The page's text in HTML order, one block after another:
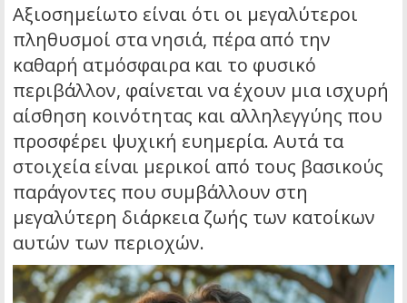
Αξιοσημείωτο είναι ότι οι μεγαλύτεροι
πληθυσμοί στα νησιά, πέρα από την
καθαρή ατμόσφαιρα και το φυσικό
περιβάλλον, φαίνεται να έχουν μια ισχυρή
αίσθηση κοινότητας και αλληλεγγύης που
προσφέρει ψυχική ευημερία. Αυτά τα
στοιχεία είναι μερικοί από τους βασικούς
παράγοντες που συμβάλλουν στη
μεγαλύτερη διάρκεια ζωής των κατοίκων
αυτών των περιοχών.